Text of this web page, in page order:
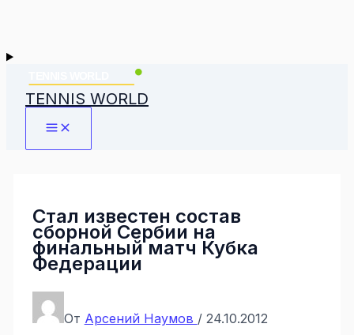
TENNIS WORLD
Стал известен состав
сборной Сербии на
финальный матч Кубка
Федерации
От Арсений Наумов / 24.10.2012